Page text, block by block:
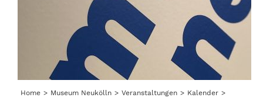
Home Museum Neukölln Veranstaltungen
Kalender